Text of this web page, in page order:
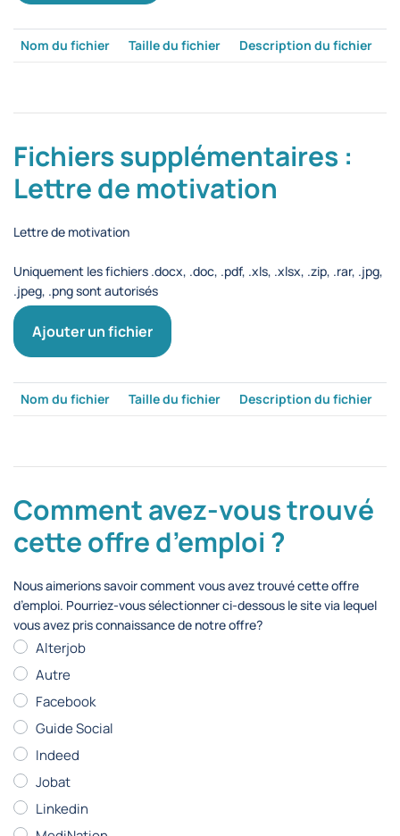
Nom du fichier Taille du fichier Description du fichier
Fichiers supplémentaires :
Lettre de motivation
Lettre de motivation
Uniquement les fichiers .docx, .doc, .pdf, .xls, .xlsx, .zip, .rar, .jpg,
.jpeg, .png sont autorisés
Ajouter un fichier
Nom du fichier Taille du fichier Description du fichier
Comment avez-vous trouvé
cette offre d’emploi ?
Nous aimerions savoir comment vous avez trouvé cette offre
d’emploi. Pourriez-vous sélectionner ci-dessous le site via lequel
vous avez pris connaissance de notre offre?
Alterjob
Autre
Facebook
Guide Social
Indeed
Jobat
Linkedin